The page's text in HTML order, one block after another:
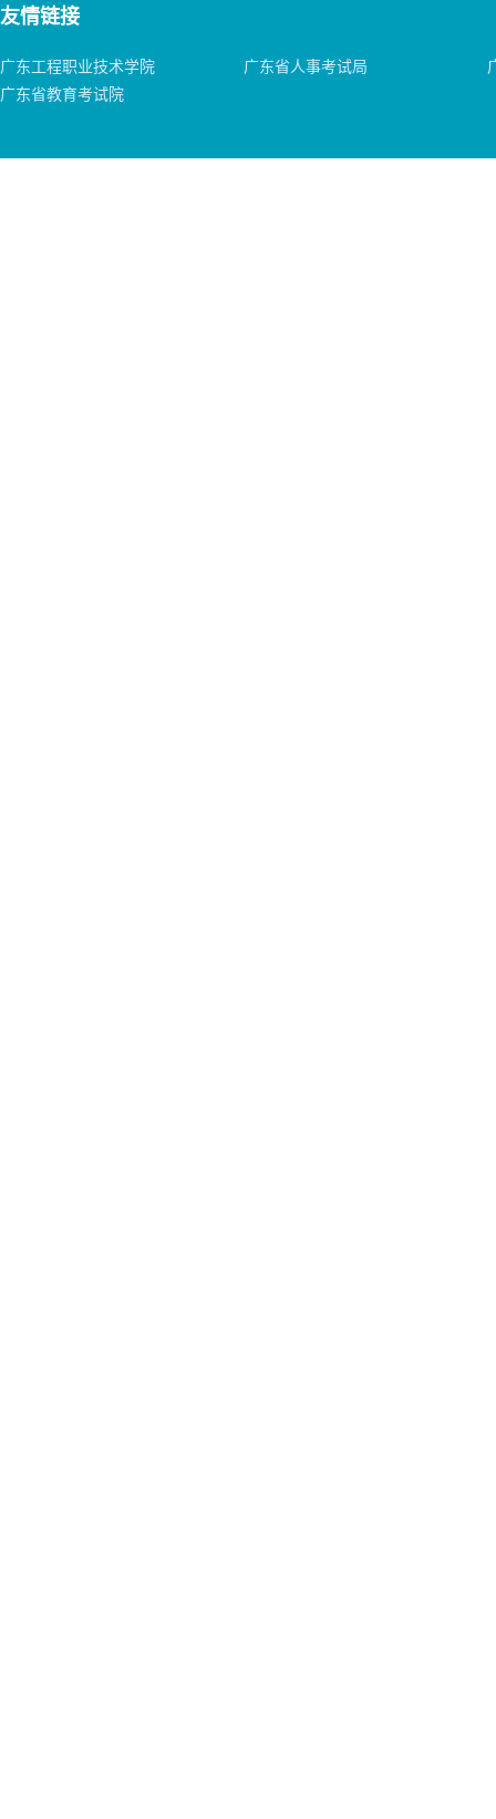
友情链接
广东工程职业技术学院 广东省人事考试局
广东省教育考试院